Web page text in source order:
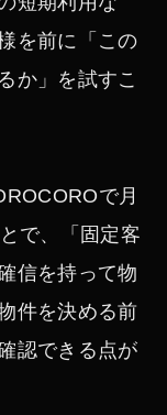
を前に「この
か」を試すこ
で月
で、「固定客
信を持って物
件を決める前
認できる点が